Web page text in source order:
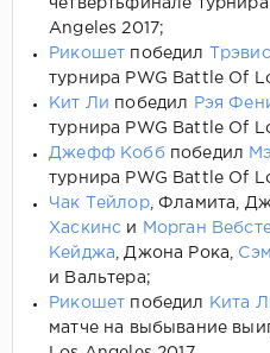
четвертьфинале
Angeles 2017;
Рикошет победил
турнира PWG Battle Of
Кит Ли победил Рэя
турнира PWG Battle Of
Джефф Коббпобедил
турнира PWG Battle Of
Чак Тейлор, Фламита,
Хаскинс и Морган
Кейджа , Джона Рока,
и Вальтера;
Рикошет победил Кита
матче на выбывание